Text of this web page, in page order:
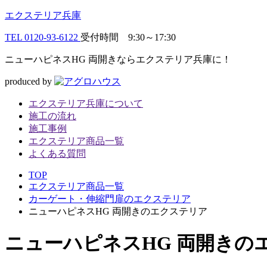
エクステリア兵庫
TEL 0120-93-6122 受付時間 9:30～17:30
ニューハピネスHG 両開きならエクステリア兵庫に！
produced by
エクステリア兵庫について
施工の流れ
施工事例
エクステリア商品一覧
よくある質問
TOP
エクステリア商品一覧
カーゲート・伸縮門扉のエクステリア
ニューハピネスHG 両開きのエクステリア
ニューハピネスHG 両開きの